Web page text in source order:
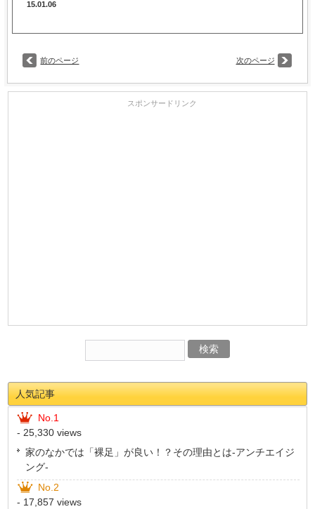
15.01.06
前のページ 次のページ
スポンサードリンク
人気記事
No.1
- 25,330 views
家のなかでは「裸足」が良い！？その理由とは-アンチエイジ
ング-
No.2
- 17,857 views